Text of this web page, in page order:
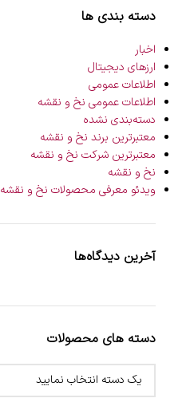
دسته بندی ها
اخبار
ارزهای دیجیتال
اطلاعات عمومی
اطلاعات عمومی نخ و نقشه
دسته‌بندی نشده
معتبرترین برند نخ و نقشه
معتبرترین شرکت نخ و نقشه
نخ و نقشه
ویدئو معرفی محصولات نخ و نقشه
آخرین دیدگاه‌ها
دسته های محصولات